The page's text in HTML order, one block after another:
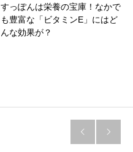
すっぽんは栄養の宝庫！なかで
も豊富な「ビタミンE」にはど
んな効果が？
 